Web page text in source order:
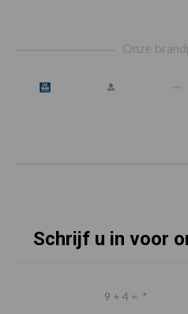
Onze
Schrijf u in voor
9 + 4 = *